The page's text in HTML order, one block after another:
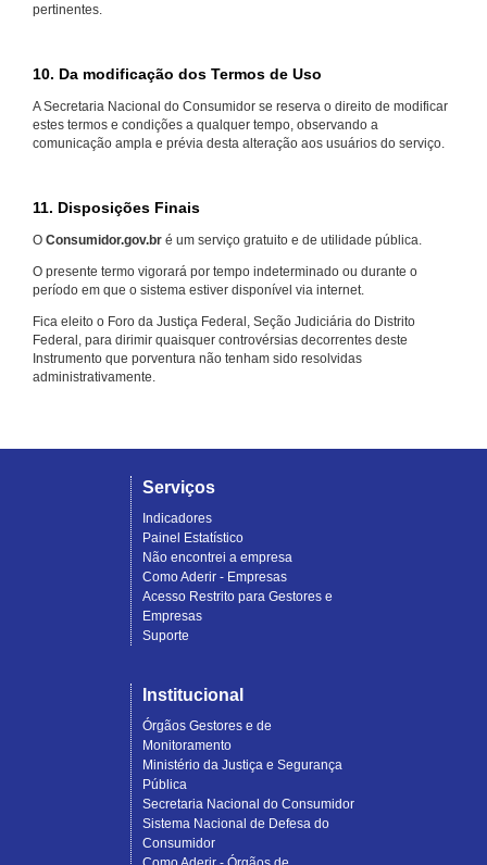
pertinentes.
10. Da modificação dos Termos de Uso
A Secretaria Nacional do Consumidor se reserva o direito de modificar
estes termos e condições a qualquer tempo, observando a
comunicação ampla e prévia desta alteração aos usuários do serviço.
11. Disposições Finais
O Consumidor.gov.br é um serviço gratuito e de utilidade pública.
O presente termo vigorará por tempo indeterminado ou durante o
período em que o sistema estiver disponível via internet.
Fica eleito o Foro da Justiça Federal, Seção Judiciária do Distrito
Federal, para dirimir quaisquer controvérsias decorrentes deste
Instrumento que porventura não tenham sido resolvidas
administrativamente.
Serviços
Indicadores
Painel Estatístico
Não encontrei a empresa
Como Aderir - Empresas
Acesso Restrito para Gestores e
Empresas
Suporte
Institucional
Órgãos Gestores e de
Monitoramento
Ministério da Justiça e Segurança
Pública
Secretaria Nacional do Consumidor
Sistema Nacional de Defesa do
Consumidor